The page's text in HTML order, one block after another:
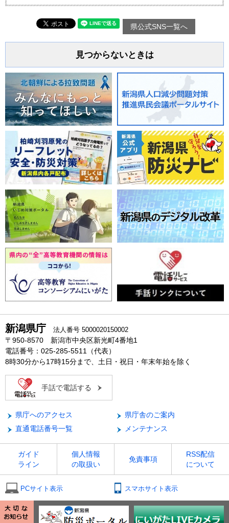
県公式SNS一覧へ
見つからないときは
新潟県庁 法人番号 5000020150002
〒950-8570 新潟市中央区新光町4番地1
電話番号：025-285-5511（代表）
8時30分から17時15分まで、土日・祝日・年末年始を除く
手話で電話する
県庁へのアクセス
県庁舎のご案内
直通電話番号一覧
メンテナンス
ガイド
ライン
個人情報
の取扱い
免責事項
RSS配信
について
PCサイト表示 スマホサイト表示